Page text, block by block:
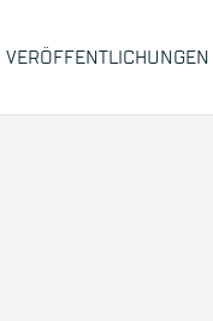
VERÖFFENTLICHUNGEN